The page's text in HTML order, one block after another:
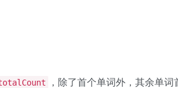
，除了首个单词外，其余单词